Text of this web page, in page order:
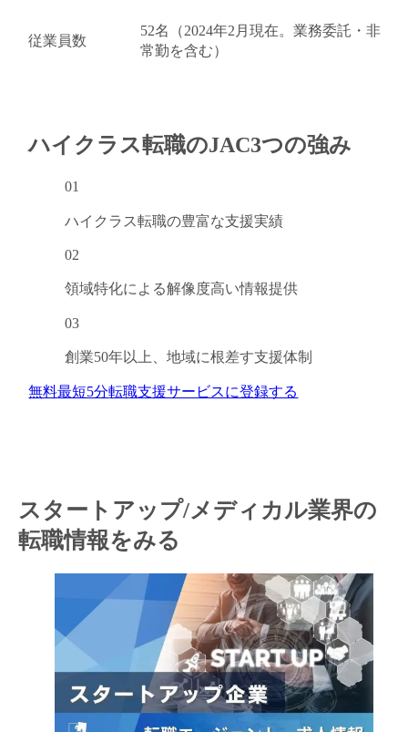
従業員数
52名（2024年2月現在。業務委託・非
常勤を含む）
ハイクラス転職のJAC3つの強み
01
ハイクラス転職の豊富な支援実績
02
領域特化による解像度高い情報提供
03
創業50年以上、地域に根差す支援体制
無料最短5分転職支援サービスに登録する
スタートアップ/メディカル業界の
転職情報をみる